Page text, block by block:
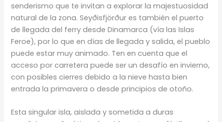
senderismo que te invitan a explorar la majestuosidad
natural de la zona. Seyðisfjörður es también el puerto
de llegada del ferry desde Dinamarca (vía las Islas
Feroe), por lo que en días de llegada y salida, el pueblo
puede estar muy animado. Ten en cuenta que el
acceso por carretera puede ser un desafío en invierno,
con posibles cierres debido a la nieve hasta bien
entrada la primavera o desde principios de otoño.
Esta singular isla, aislada y sometida a duras